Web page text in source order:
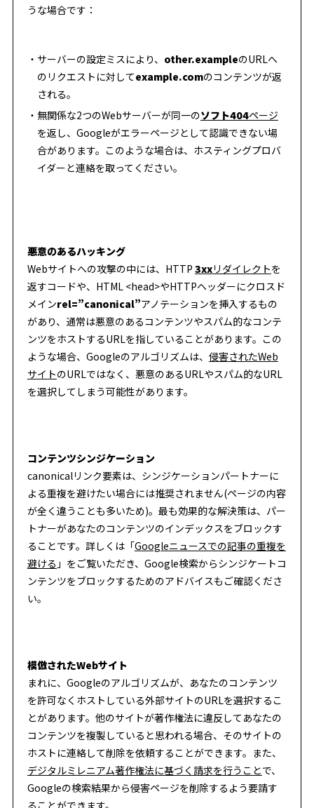
うな場合です：
サーバーの設定ミスにより、 other.exampleのURLへ
のリクエストに対してexample.comのコンテンツが返
される。
無関係な2つのWebサーバーが同一のソフト404ページ
を返し、Googleがエラーページとして認識できない場
合があります。このような場合は、ホスティングプロバ
イダーと連絡を取ってください。
悪意のあるハッキング
Webサイトへの攻撃の中には、HTTP 3xxリダイレクトを
返すコードや、HTML <head>やHTTPヘッダーにクロスド
メインrel=”canonical”アノテーションを挿入するもの
があり、通常は悪意のあるコンテンツやスパム的なコンテ
ンツをホストするURLを指していることがあります。この
ような場合、Googleのアルゴリズムは、 侵害されたWeb
サイトのURLではなく、悪意のあるURLやスパム的なURL
を選択してしまう可能性があります。
コンテンツシンジケーション
canonicalリンク要素は、シンジケーションパートナーに
よる重複を避けたい場合には推奨されません(ページの内容
が全く違うことも多いため)。最も効果的な解決策は、パー
トナーがあなたのコンテンツのインデックスをブロックす
ることです。詳しくは「Googleニュースでの記事の重複を
避ける 」をご覧いただき、Google検索からシンジケートコ
ンテンツをブロックするためのアドバイスもご確認くださ
い。
模倣されたWebサイト
まれに、Googleのアルゴリズムが、あなたのコンテンツ
を許可なくホストしている外部サイトのURLを選択するこ
とがあります。他のサイトが著作権法に違反してあなたの
コンテンツを複製していると思われる場合、そのサイトの
ホストに連絡して削除を依頼することができます。また、
デジタルミレニアム著作権法に基づく請求を行うことで、
Googleの検索結果から侵害ページを削除するよう要請す
ることができます。